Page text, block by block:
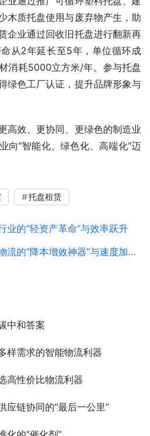
木质托盘使用与废弃物产生，助
企业通过回收旧托盘进行翻新再
从2年延长至5年，单位循环成
消耗5000立方米/年。参与托盘
绿色工厂认证，提升品牌形象与
高效、更协同、更绿色的制造业
向“智能化、绿色化、高端化”迈
托盘租赁
业的“轻资产革命”与效率跃升
的“降本增效神器”与速度加速器
中和答案
样需求的智能物流利器
高性价比物流利器
应链协同的“最后一公里”